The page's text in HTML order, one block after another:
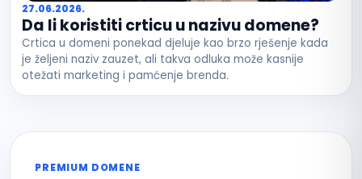
27.06.2026.
Da li koristiti crticu u nazivu domene?
Crtica u domeni ponekad djeluje kao brzo rješenje kada
je željeni naziv zauzet, ali takva odluka može kasnije
otežati marketing i pamćenje brenda.
PREMIUM DOMENE